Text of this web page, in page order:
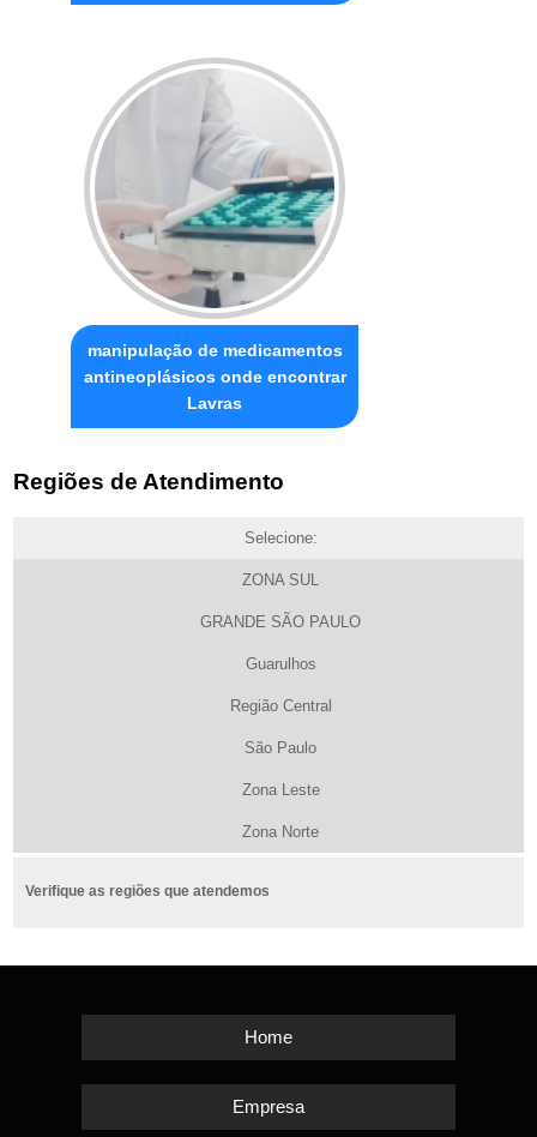
manipulação de medicamentos
antineoplásicos onde encontrar
Lavras
Regiões de Atendimento
Selecione:
ZONA SUL
GRANDE SÃO PAULO
Guarulhos
Região Central
São Paulo
Zona Leste
Zona Norte
Verifique as regiões que atendemos
Home
Empresa